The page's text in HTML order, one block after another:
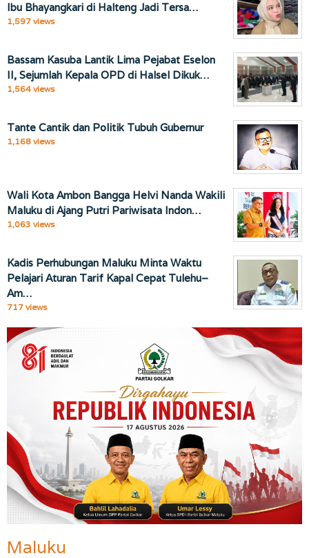
Ibu Bhayangkari di Halteng Jadi Tersa…
1,597 views
Bassam Kasuba Lantik Lima Pejabat Eselon
II, Sejumlah Kepala OPD di Halsel Dikuk…
1,564 views
Tante Cantik dan Politik Tubuh Gubernur
1,168 views
Wali Kota Ambon Bangga Helvi Nanda Wakili
Maluku di Ajang Putri Pariwisata Indon…
1,063 views
Kadis Perhubungan Maluku Minta Waktu
Pelajari Aturan Tarif Kapal Cepat Tulehu–
Am…
717 views
Maluku